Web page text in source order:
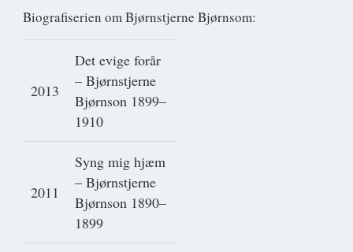
Biografiserien om Bjørnstjerne Bjørnsom:
2013
Det evige forår
– Bjørnstjerne
Bjørnson 1899–
1910
2011
Syng mig hjæm
– Bjørnstjerne
Bjørnson 1890–
1899